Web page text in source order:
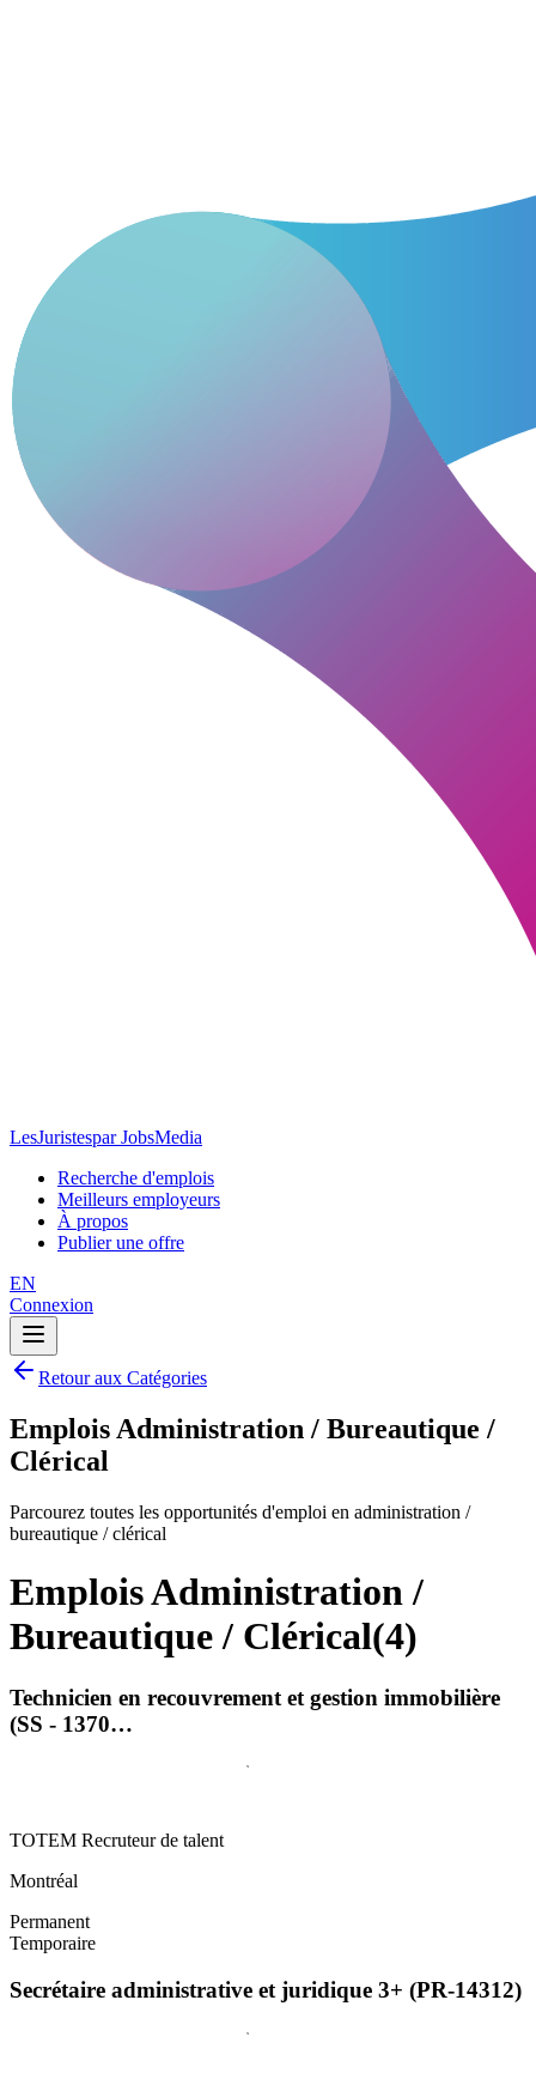
LesJuristespar JobsMedia
Recherche d'emplois
Meilleurs employeurs
À propos
Publier une offre
EN
Connexion
Retour aux Catégories
Emplois Administration / Bureautique /
Clérical
Parcourez toutes les opportunités d'emploi en administration /
bureautique / clérical
Emplois Administration /
Bureautique / Clérical(4)
Technicien en recouvrement et gestion immobilière
(SS - 1370…
TOTEM Recruteur de talent
Montréal
Permanent
Temporaire
Secrétaire administrative et juridique 3+ (PR-14312)